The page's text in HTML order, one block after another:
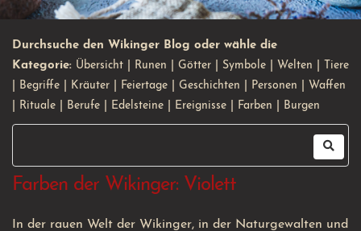
Durchsuche den Wikinger Blog oder wähle die
Kategorie: Übersicht Runen Götter Symbole Welten
Tiere
Begriffe Kräuter Feiertage Geschichten Personen
Waffen
Rituale Berufe Edelsteine Ereignisse Farben Burgen
Farben der Wikinger: Violett
In der rauen Welt der Wikinger, in der Naturgewalten und